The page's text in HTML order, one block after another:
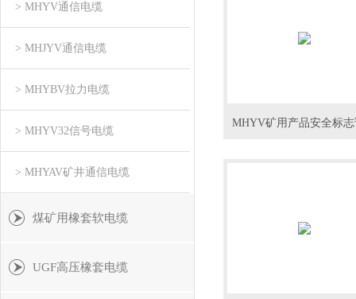
> MHYV通信电缆
> MHJYV通信电缆
> MHYBV拉力电缆
> MHYV32信号电缆
> MHYAV矿井通信电缆
煤矿用橡套软电缆
UGF高压橡套电缆
MHYV矿用产品安全标